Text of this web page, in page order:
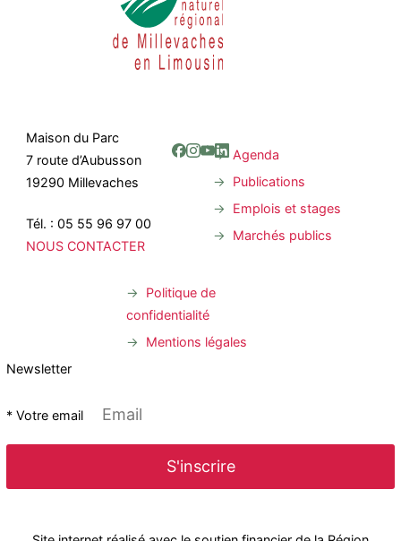
Maison du Parc
7 route d’Aubusson
19290 Millevaches
Tél. : 05 55 96 97 00
NOUS CONTACTER
Agenda
Publications
Emplois et stages
Marchés publics
Politique de
confidentialité
Mentions légales
Newsletter
* Votre email